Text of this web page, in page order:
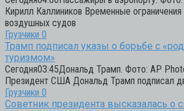
Кирилл Каллиников Временные
воздушных судов
Грузчики 0
Трамп подписал указы о борьбе с
туризмом»
Сегодня03:45Дональд Трамп. Фото: AP
Президент США Дональд Трамп подписал
Грузчики 0
Советник президента высказалась о